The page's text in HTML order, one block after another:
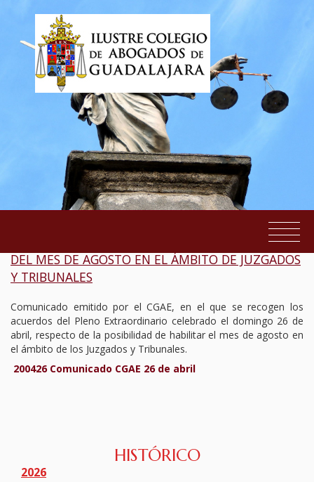
EL COLEGIO
TURNO DE OFICIO
COMUNICADO CGAE RELATIVO A LA HABILITACIÓN
DEL MES DE AGOSTO EN EL ÁMBITO DE JUZGADOS
Y TRIBUNALES
Comunicado emitido por el CGAE, en el que se recogen los
acuerdos del Pleno Extraordinario celebrado el domingo 26 de
abril, respecto de la posibilidad de habilitar el mes de agosto en
el ámbito de los Juzgados y Tribunales.
200426 Comunicado CGAE 26 de abril
HISTÓRICO
2026